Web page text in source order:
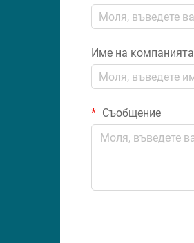
Име на компанията
Съобщение